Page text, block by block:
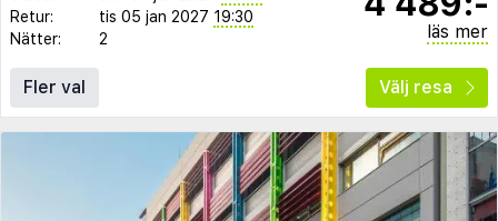
Retur:
tis 05 jan 2027 19:30
Nätter:
2 läs mer
Fler val Välj resa